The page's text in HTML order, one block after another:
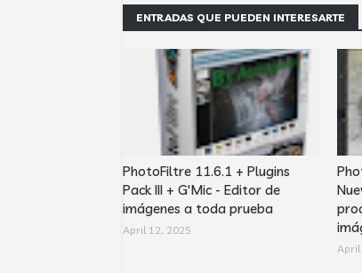
ENTRADAS QUE PUEDEN INTERESARTE
PhotoFiltre 11.6.1 + Plugins
Pack III + G'Mic - Editor de
imágenes a toda prueba
April 12, 2025
April